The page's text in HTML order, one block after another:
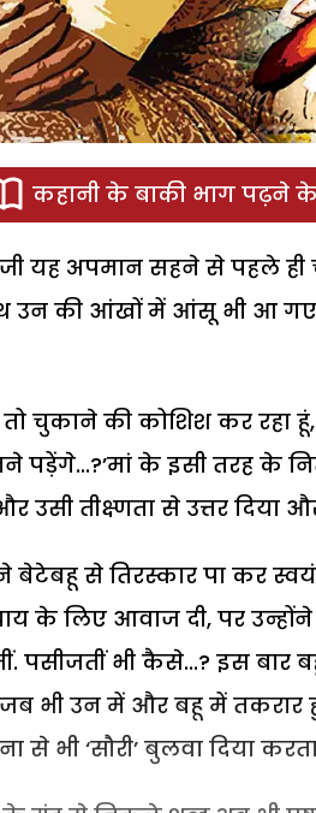
कहानी के बाकी भाग पढ़ने
यह अपमान सहने से पहले
उन की आंखों में आंसू भी आ
चुकाने की कोशिश कर रहा
पड़ेंगे...?’मां के इसी तरह के
उसी तीक्ष्णता से उत्तर दिया
ने बेटेबहू से तिरस्कार पा कर
चाय के लिए आवाज दी, पर
पसीजतीं भी कैसे...? इस बार
भी उन में और बहू में तकरार
से भी ‘सौरी’ बुलवा दिया